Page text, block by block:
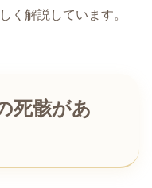
く解説しています。
死骸があ